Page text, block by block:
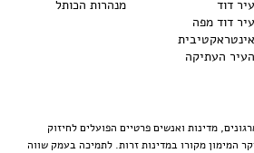
עיר דוד
עיר דוד מפה
אינטראקטיבית
העיר העתיקה
מנהרות הכותל
מדינות ואנשים פרטיים הפועלים לחיזוק
המימון מקורו במדינות זרות. לתמיכה בעמק שווה